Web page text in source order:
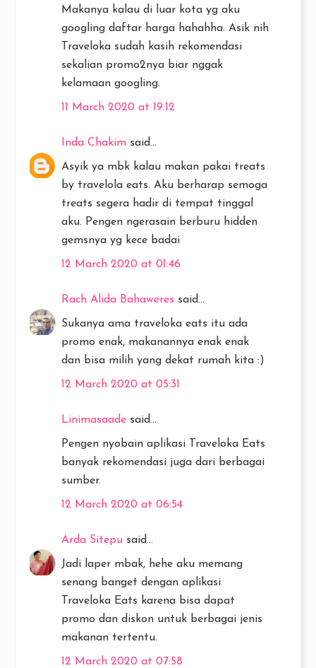
Makanya kalau di luar kota yg aku
googling daftar harga hahahha. Asik nih
Traveloka sudah kasih rekomendasi
sekalian promo2nya biar nggak
kelamaan googling.
11 March 2020 at 19:12
Inda Chakim said...
Asyik ya mbk kalau makan pakai treats
by travelola eats. Aku berharap semoga
treats segera hadir di tempat tinggal
aku. Pengen ngerasain berburu hidden
gemsnya yg kece badai
12 March 2020 at 01:46
Rach Alida Bahaweres said...
Sukanya ama traveloka eats itu ada
promo enak, makanannya enak enak
dan bisa milih yang dekat rumah kita :)
12 March 2020 at 05:31
Linimasaade said...
Pengen nyobain aplikasi Traveloka Eats
banyak rekomendasi juga dari berbagai
sumber.
12 March 2020 at 06:54
Arda Sitepu said...
Jadi laper mbak, hehe aku memang
senang banget dengan aplikasi
Traveloka Eats karena bisa dapat
promo dan diskon untuk berbagai jenis
makanan tertentu.
12 March 2020 at 07:58